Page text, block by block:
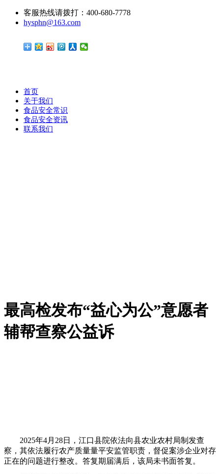
客服热线请拨打：400-680-7778
hysphn@163.com
首页
关于我们
食品安全常识
食品安全资讯
联系我们
最高检发布“益心为公”意愿者
辅帮查察公益诉
2025年4月28日，江口县院依法向县农业农村局制发查
察，其依法履行农产质量量平安监管职责，督促案涉企业对存
正在的问题进行整改。答复期届满后，该局未书面答复。